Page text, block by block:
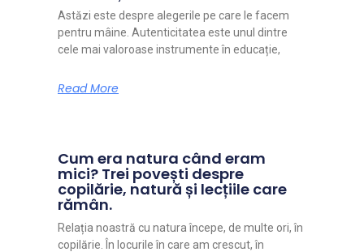
Astăzi este despre alegerile pe care le facem
pentru mâine. Autenticitatea este unul dintre
cele mai valoroase instrumente în educație,
Read More
Cum era natura când eram
mici? Trei povești despre
copilărie, natură și lecțiile care
rămân.
Relația noastră cu natura începe, de multe ori, în
copilărie. În locurile în care am crescut, în